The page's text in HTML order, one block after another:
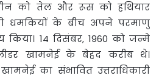
चीन को तेल और रूस को हथियार
धमकियों के बीच अपने परमाणु
किया। 14 दिसंबर, 1960 को जन्मे
लीडर खामनेई के बेहद करीब थे।
का संभावित उत्तराधिकारी